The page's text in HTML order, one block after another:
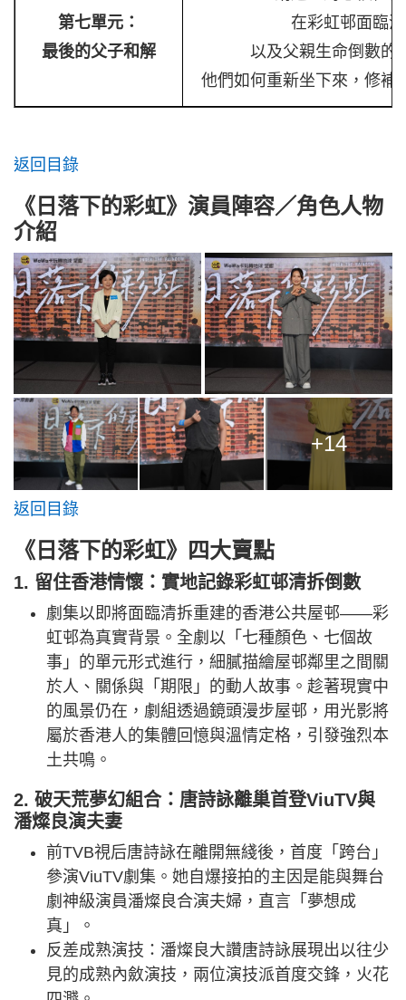
第七單元：
最後的父子和解
在彩虹邨面臨
以及父親生命倒數的
他們如何重新坐下來，修補
返回目錄
《日落下的彩虹》演員陣容／角色人物
介紹
+14
返回目錄
《日落下的彩虹》四大賣點
1. 留住香港情懷：實地記錄彩虹邨清拆倒數
劇集以即將面臨清拆重建的香港公共屋邨——彩
虹邨為真實背景。全劇以「七種顏色、七個故
事」的單元形式進行，細膩描繪屋邨鄰里之間關
於人、關係與「期限」的動人故事。趁著現實中
的風景仍在，劇組透過鏡頭漫步屋邨，用光影將
屬於香港人的集體回憶與溫情定格，引發強烈本
土共鳴。
2. 破天荒夢幻組合：唐詩詠離巢首登ViuTV與
潘燦良演夫妻
前TVB視后唐詩詠在離開無綫後，首度「跨台」
參演ViuTV劇集。她自爆接拍的主因是能與舞台
劇神級演員潘燦良合演夫婦，直言「夢想成
真」。
反差成熟演技：潘燦良大讚唐詩詠展現出以往少
見的成熟內斂演技，兩位演技派首度交鋒，火花